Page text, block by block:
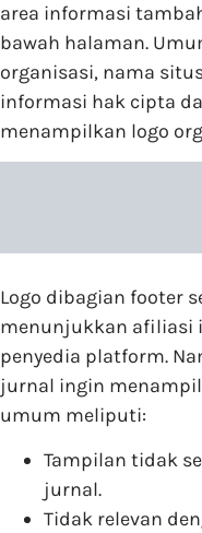
area informasi
bawah halaman.
organisasi, nama
informasi hak cipta
menampilkan logo
Logo dibagian footer
menunjukkan afiliasi
penyedia platform.
jurnal ingin
umum meliputi:
Tampilan tidak
jurnal.
Tidak relevan